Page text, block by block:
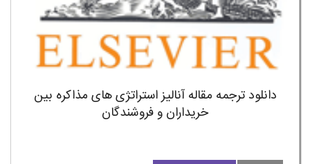
دانلود ترجمه مقاله آنالیز استراتژی های مذاکره بین
خریداران و فروشندگان